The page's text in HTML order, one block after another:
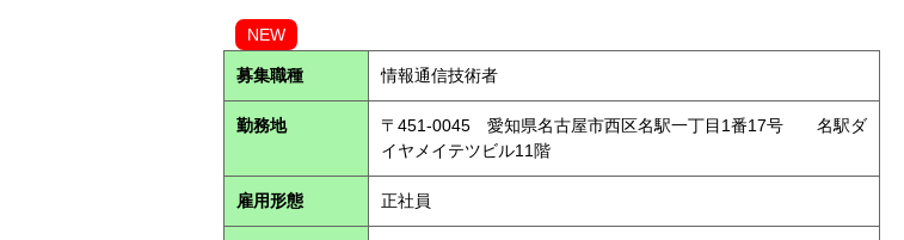
NEW
募集職種 情報通信技術者
勤務地
〒451-0045 愛知県名古屋市西区名駅一丁目1番17号 名駅ダ
イヤメイテツビル11階
雇用形態 正社員